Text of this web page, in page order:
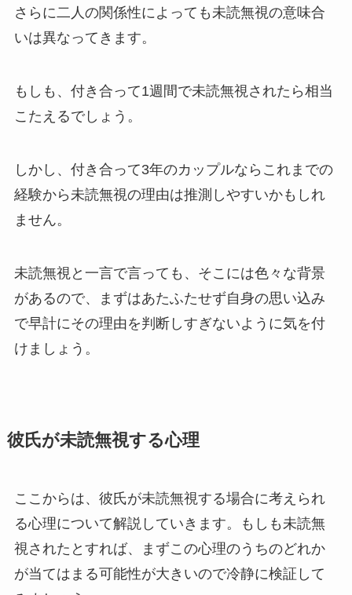
さらに二人の関係性によっても未読無視の意味合
いは異なってきます。
もしも、付き合って1週間で未読無視されたら相当
こたえるでしょう。
しかし、付き合って3年のカップルならこれまでの
経験から未読無視の理由は推測しやすいかもしれ
ません。
未読無視と一言で言っても、そこには色々な背景
があるので、まずはあたふたせず自身の思い込み
で早計にその理由を判断しすぎないように気を付
けましょう。
彼氏が未読無視する心理
ここからは、彼氏が未読無視する場合に考えられ
る心理について解説していきます。もしも未読無
視されたとすれば、まずこの心理のうちのどれか
が当てはまる可能性が大きいので冷静に検証して